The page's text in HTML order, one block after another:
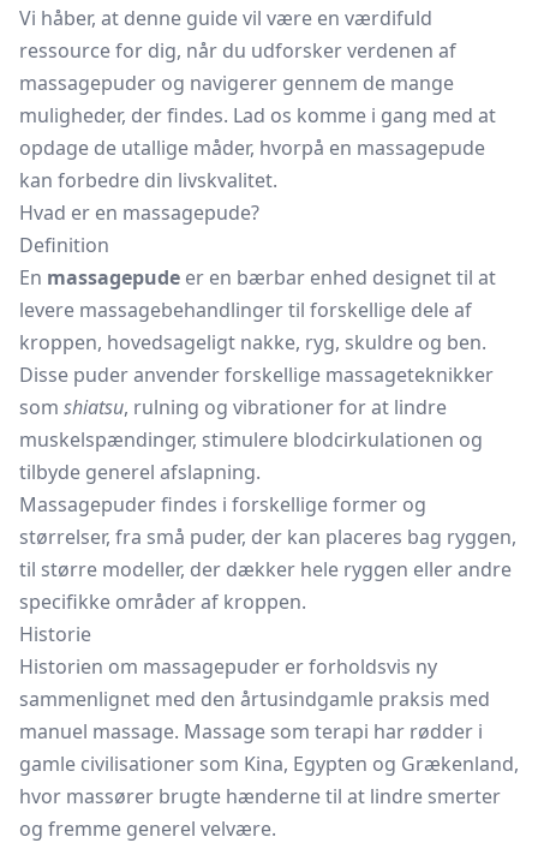
Vi håber, at denne guide vil være en værdifuld
ressource for dig, når du udforsker verdenen af
massagepuder og navigerer gennem de mange
muligheder, der findes. Lad os komme i gang med at
opdage de utallige måder, hvorpå en massagepude
kan forbedre din livskvalitet.
Hvad er en massagepude?
Definition
En massagepude er en bærbar enhed designet til at
levere massagebehandlinger til forskellige dele af
kroppen, hovedsageligt nakke, ryg, skuldre og ben.
Disse puder anvender forskellige massageteknikker
som shiatsu, rulning og vibrationer for at lindre
muskelspændinger, stimulere blodcirkulationen og
tilbyde generel afslapning.
Massagepuder findes i forskellige former og
størrelser, fra små puder, der kan placeres bag ryggen,
til større modeller, der dækker hele ryggen eller andre
specifikke områder af kroppen.
Historie
Historien om massagepuder er forholdsvis ny
sammenlignet med den årtusindgamle praksis med
manuel massage. Massage som terapi har rødder i
gamle civilisationer som Kina, Egypten og Grækenland,
hvor massører brugte hænderne til at lindre smerter
og fremme generel velvære.